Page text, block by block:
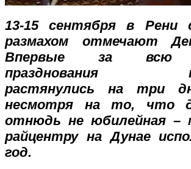
13-15 сентября в Рени
размахом отмечают
Впервые за всю
празднования
растянулись на три
несмотря на то, что
отнюдь не юбилейная –
райцентру на Дунае
год.